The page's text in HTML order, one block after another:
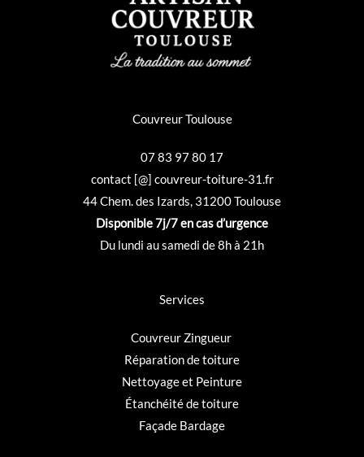
Couvreur Toulouse
07 83 97 80 17
contact [@] couvreur-toiture-31.fr
44 Chem. des Izards, 31200 Toulouse
Disponible 7j/7 en cas d’urgence
Du lundi au samedi de 8h à 21h
Services
Couvreur Zingueur
Réparation de toiture
Nettoyage et Peinture
Étanchéité de toiture
Façade Bardage